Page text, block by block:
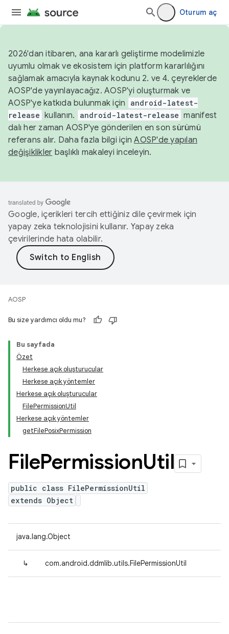
Oturum aç
2026'dan itibaren, ana kararlı geliştirme modelimizle
uyumlu olmak ve ekosistem için platform kararlılığını
sağlamak amacıyla kaynak kodunu 2. ve 4. çeyreklerde
AOSP'de yayınlayacağız. AOSP'yi oluşturmak ve
AOSP'ye katkıda bulunmak için
android-latest-
release kullanın. android-latest-release manifest
dalı her zaman AOSP'ye gönderilen en son sürümü
referans alır. Daha fazla bilgi içinAOSP'de yapılan
değişiklikler başlıklı makaleyi inceleyin.
Google, içerikleri tercih ettiğiniz dile çevirmek için
yapay zeka teknolojisini kullanır. Yapay zeka
çevirilerinde hata olabilir.
AOSP
Bu size yardımcı oldu mu?
Bu sayfada
Özet
Herkese açık oluşturucular
Herkese açık yöntemler
Herkese açık oluşturucular
FilePermissionUtil
Herkese açık yöntemler
getFilePosixPermission
FilePermissionUtil
public class FilePermissionUtil
extends Object
java.lang.Object
↳ com.android.ddmlib.utils.FilePermissionUtil